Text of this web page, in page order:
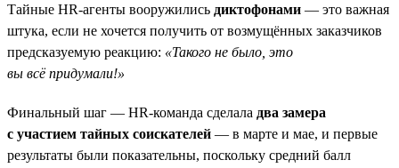
Тайные HR-агенты вооружились диктофонами — это важная
штука, если не хочется получить от возмущённых заказчиков
предсказуемую реакцию: «Такого не было, это
вы всё придумали!»
Финальный шаг — HR-команда сделала два замера
с участием тайных соискателей — в марте и мае, и первые
результаты были показательны, поскольку средний балл